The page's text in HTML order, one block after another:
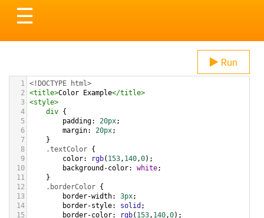
Toggle
navigation
☰
Run
1 <!DOCTYPE html>
2
<title>Color Example</title>
3 <style>
4
div {
5
padding: 20px;
6
margin: 20px;
7
}
8
.textColor {
9
color: rgb( 153, 140,0);
10
background-color: white;
11
}
12
.borderColor {
13
border-width: 3px;
14
border-style: solid ;
15
border-color: rgb( 153, 140,0);